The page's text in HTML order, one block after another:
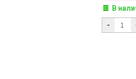
В
-